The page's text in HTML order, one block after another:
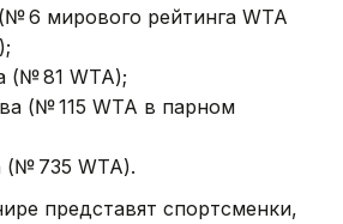
6 мирового рейтинга WTA
(№ 81 WTA);
(№ 115 WTA в парном
735 WTA).
представят спортсменки,